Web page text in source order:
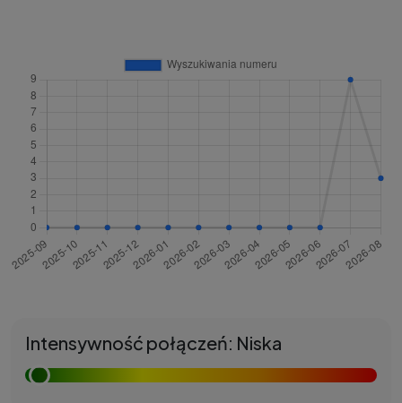
Intensywność połączeń: Niska